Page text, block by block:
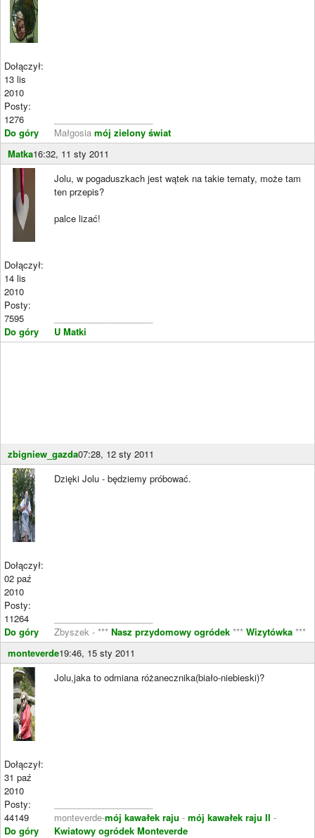
Dołączył:
13 lis
2010
Posty:
1276
Do góry
Małgosia mój zielony świat
Matka16:32, 11 sty 2011
Dołączył:
14 lis
2010
Posty:
7595
Do góry
Jolu, w pogaduszkach jest wątek na takie tematy, może tam
ten przepis?
palce lizać!
U Matki
zbigniew_gazda07:28, 12 sty 2011
Dołączył:
02 paź
2010
Posty:
11264
Do góry
Dzięki Jolu - będziemy próbować.
Zbyszek - *** Nasz przydomowy ogródek *** Wizytówka ***
monteverde19:46, 15 sty 2011
Dołączył:
31 paź
2010
Posty:
44149
Do góry
Jolu,jaka to odmiana różanecznika(biało-niebieski)?
monteverde-mój kawałek raju - mój kawałek raju II -
Kwiatowy ogródek Monteverde